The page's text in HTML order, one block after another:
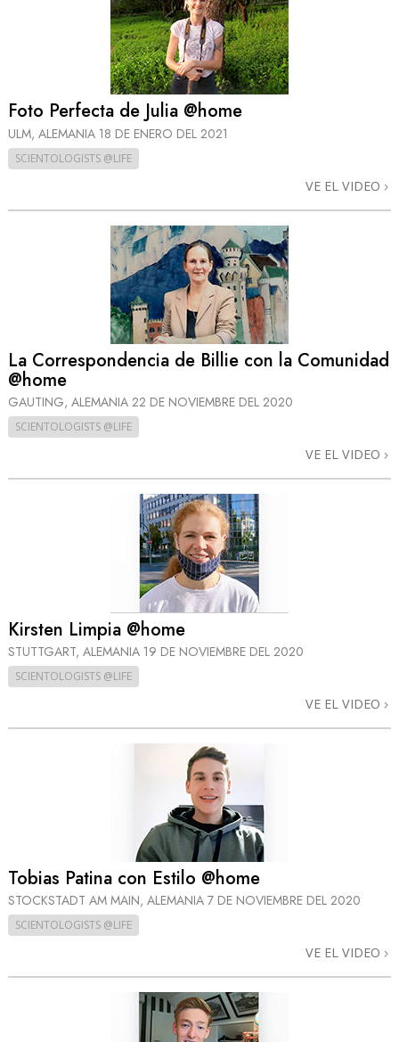
Foto Perfecta de Julia @home
ULM, ALEMANIA 18 DE ENERO DEL 2021
SCIENTOLOGISTS @LIFE
VE EL VIDEO
La Correspondencia de Billie con la Comunidad
@home
GAUTING, ALEMANIA 22 DE NOVIEMBRE DEL 2020
SCIENTOLOGISTS @LIFE
VE EL VIDEO
Kirsten Limpia @home
STUTTGART, ALEMANIA 19 DE NOVIEMBRE DEL 2020
SCIENTOLOGISTS @LIFE
VE EL VIDEO
Tobias Patina con Estilo @home
STOCKSTADT AM MAIN, ALEMANIA 7 DE NOVIEMBRE DEL 2020
SCIENTOLOGISTS @LIFE
VE EL VIDEO